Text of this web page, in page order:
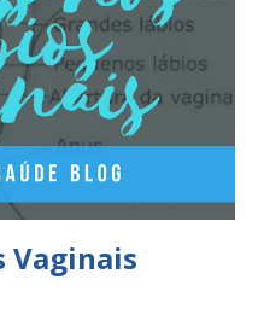
contêm 1 mg de valerato
2 comprimidos brancos
ao período de pausa).
hidratada, amido de
Vaginais